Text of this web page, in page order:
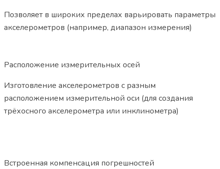
Позволяет в широких пределах варьировать параметры
акселерометров (например, диапазон измерения)
Расположение измерительных осей
Изготовление акселерометров с разным
расположением измерительной оси (для создания
трёхосного акселерометра или инклинометра)
Встроенная компенсация погрешностей